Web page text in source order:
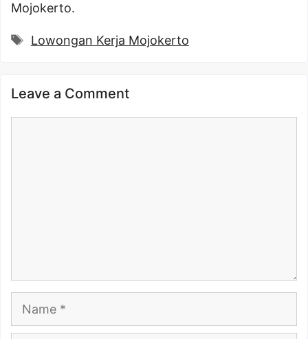
Mojokerto.
Tags
Lowongan Kerja Mojokerto
Leave a Comment